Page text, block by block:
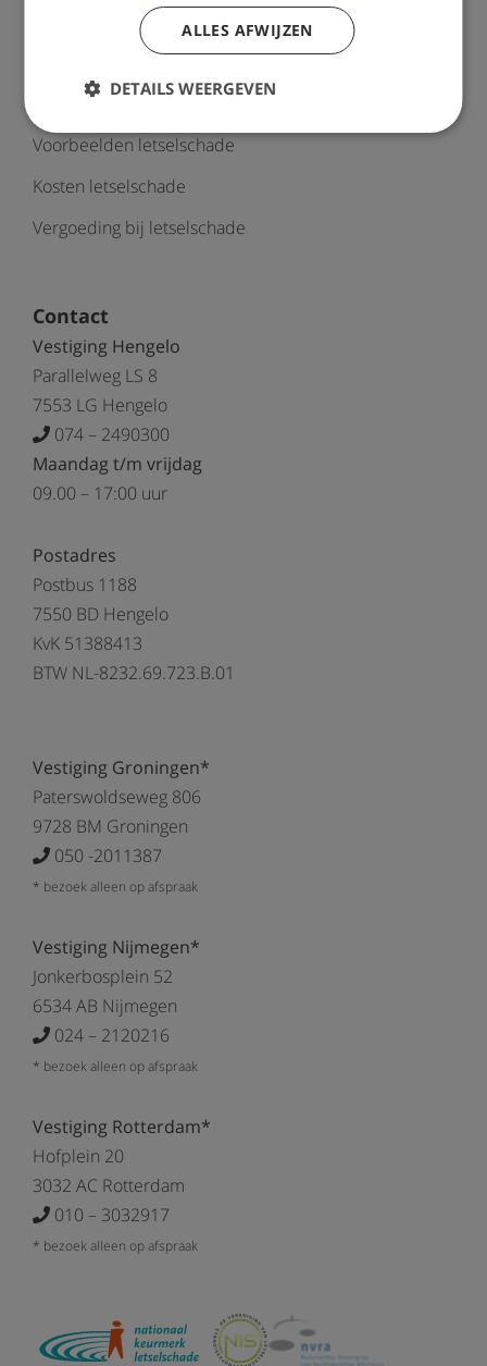
Hulp bij letselschade
Voorbeelden letselschade
Kosten letselschade
Vergoeding bij letselschade
Contact
Vestiging Hengelo
Parallelweg LS 8
7553 LG Hengelo
074 – 2490300
Maandag t/m vrijdag
09.00 – 17:00 uur
Postadres
Postbus 1188
7550 BD Hengelo
KvK 51388413
BTW NL-8232.69.723.B.01
Vestiging Groningen*
Paterswoldseweg 806
9728 BM Groningen
050 -2011387
* bezoek alleen op afspraak
Vestiging Nijmegen*
Jonkerbosplein 52
6534 AB Nijmegen
024 – 2120216
* bezoek alleen op afspraak
Vestiging Rotterdam*
Hofplein 20
3032 AC Rotterdam
010 – 3032917
* bezoek alleen op afspraak
ALLES AFWIJZEN
DETAILS WEERGEVEN